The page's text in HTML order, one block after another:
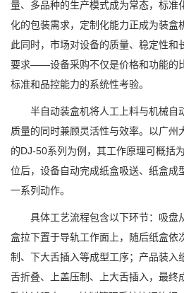
量、多品种的生产模式成为常态，标准
化的包装需求，定制化能力正成为装盒
此同时，市场对设备的质量、稳定性和
要求——设备采购不仅是价格和功能的
标准和品控能力的系统性考验。
半自动装盒机将人工上料与机械自
质量的同时兼顾灵活性与效率。以广州
的DJ-50系列为例，其工作原理可概括
位后，设备自动完成纸盒吸送、纸盒成
一系列动作。
具体工艺流程包含以下环节：吸盘
盒拉下置于导轨工作面上，随后纸盒依
制、下大舌插入等成型工序；产品装入
舌折叠、上盖压制、上大舌插入，最终